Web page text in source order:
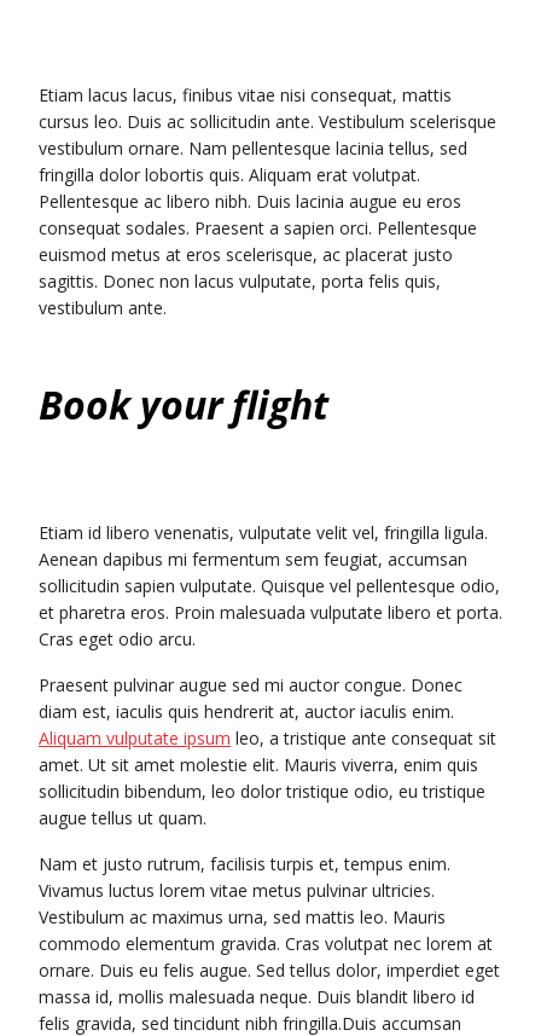
Etiam lacus lacus, finibus vitae nisi consequat, mattis
cursus leo. Duis ac sollicitudin ante. Vestibulum scelerisque
vestibulum ornare. Nam pellentesque lacinia tellus, sed
fringilla dolor lobortis quis. Aliquam erat volutpat.
Pellentesque ac libero nibh. Duis lacinia augue eu eros
consequat sodales. Praesent a sapien orci. Pellentesque
euismod metus at eros scelerisque, ac placerat justo
sagittis. Donec non lacus vulputate, porta felis quis,
vestibulum ante.
Book your flight
Etiam id libero venenatis, vulputate velit vel, fringilla ligula.
Aenean dapibus mi fermentum sem feugiat, accumsan
sollicitudin sapien vulputate. Quisque vel pellentesque odio,
et pharetra eros. Proin malesuada vulputate libero et porta.
Cras eget odio arcu.
Praesent pulvinar augue sed mi auctor congue. Donec
diam est, iaculis quis hendrerit at, auctor iaculis enim.
Aliquam vulputate ipsum leo, a tristique ante consequat sit
amet. Ut sit amet molestie elit. Mauris viverra, enim quis
sollicitudin bibendum, leo dolor tristique odio, eu tristique
augue tellus ut quam.
Nam et justo rutrum, facilisis turpis et, tempus enim.
Vivamus luctus lorem vitae metus pulvinar ultricies.
Vestibulum ac maximus urna, sed mattis leo. Mauris
commodo elementum gravida. Cras volutpat nec lorem at
ornare. Duis eu felis augue. Sed tellus dolor, imperdiet eget
massa id, mollis malesuada neque. Duis blandit libero id
felis gravida, sed tincidunt nibh fringilla.Duis accumsan